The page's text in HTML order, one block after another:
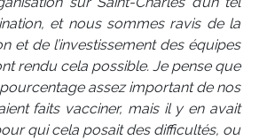
et nous sommes ravis de la
et de l’investissement des équipes
rendu cela possible. Je pense que
assez important de nos
faits vacciner, mais il y en avait
qui cela posait des difficultés, ou